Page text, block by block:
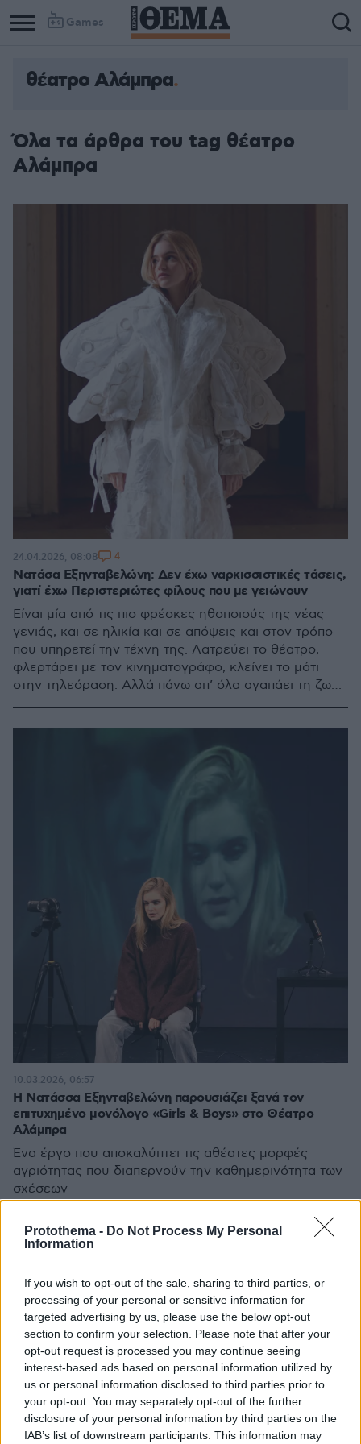
Protothema - Do Not Process My Personal
Information
If you wish to opt-out of the sale, sharing to third parties, or
processing of your personal or sensitive information for
targeted advertising by us, please use the below opt-out
section to confirm your selection. Please note that after your
opt-out request is processed you may continue seeing
interest-based ads based on personal information utilized by
us or personal information disclosed to third parties prior to
your opt-out. You may separately opt-out of the further
disclosure of your personal information by third parties on the
IAB’s list of downstream participants. This information may
Games
θέατρο Αλάμπρα
Όλα τα άρθρα του tag θέατρο
Αλάμπρα
Νατάσα Εξηνταβελώνη: Δεν έχω ναρκισσιστικές τάσεις,
γιατί έχω Περιστεριώτες φίλους που με γειώνουν
Είναι μία από τις πιο φρέσκες ηθοποιούς της νέας
γενιάς, και σε ηλικία και σε απόψεις και στον τρόπο
που υπηρετεί την τέχνη της. Λατρεύει το θέατρο,
φλερτάρει με τον κινηματογράφο, κλείνει το μάτι
στην τηλεόραση. Αλλά πάνω απ’ όλα αγαπάει τη ζωή
24.04.2026, 08:08 4
Η Νατάσσα Εξηνταβελώνη παρουσιάζει ξανά τον
επιτυχημένο μονόλογο «Girls & Boys» στο Θέατρο
Αλάμπρα
Ένα έργο που αποκαλύπτει τις αθέατες μορφές
αγριότητας που διαπερνούν την καθημερινότητα των
σχέσεων
10.03.2026, 06:57